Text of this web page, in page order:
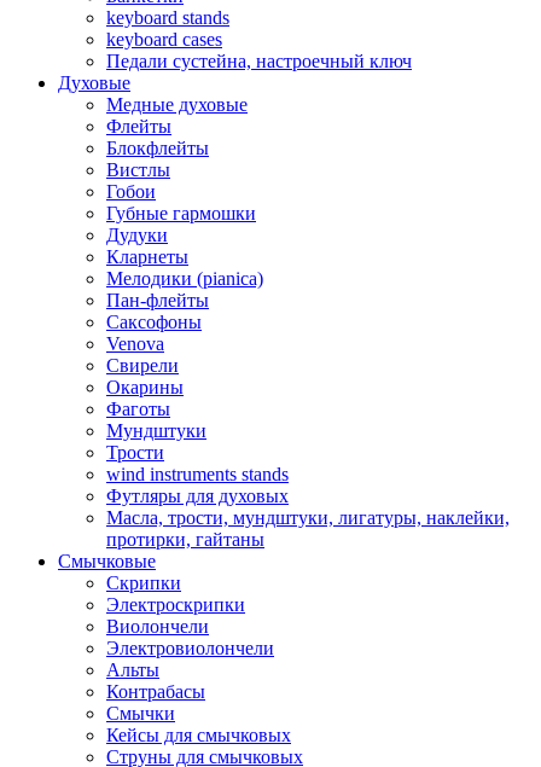
keyboard stands
keyboard cases
Педали сустейна, настроечный ключ
Духовые
Медные духовые
Флейты
Блокфлейты
Вистлы
Гобои
Губные гармошки
Дудуки
Кларнеты
Мелодики (pianica)
Пан-флейты
Саксофоны
Venova
Свирели
Окарины
Фаготы
Мундштуки
Трости
wind instruments stands
Футляры для духовых
Масла, трости, мундштуки, лигатуры, наклейки,
протирки, гайтаны
Смычковые
Скрипки
Электроскрипки
Виолончели
Электровиолончели
Альты
Контрабасы
Смычки
Кейсы для смычковых
Струны для смычковых